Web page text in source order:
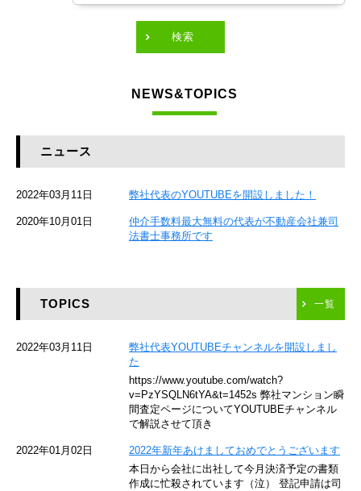
JR総武本線
京成本線
東海道新幹線
東京メトロ東西線
京王井の頭線
JR湘南新宿ライン
検索
NEWS&TOPICS
ニュース
2022年03月11日 弊社代表のYOUTUBEを開設しました！
2020年10月01日
仲介手数料最大無料の代表が不動産会社兼司
法書士事務所です
TOPICS 一覧
2022年03月11日
弊社代表YOUTUBEチャンネルを開設しまし
た
https://www.youtube.com/watch?
v=PzYSQLN6tYA&t=1452s 弊社マンション瞬
間査定ページについてYOUTUBEチャンネル
で解説させて頂き
2022年01月02日
2022年新年あけましておめでとうございます
本日から会社に出社して今月決済予定の書類
作成に忙殺されています（泣） 登記申請は司